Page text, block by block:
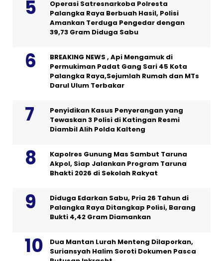
Operasi Satresnarkoba Polresta
Palangka Raya Berbuah Hasil, Polisi
Amankan Terduga Pengedar dengan
39,73 Gram Diduga Sabu
BREAKING NEWS , Api Mengamuk di
Permukiman Padat Gang Sari 45 Kota
Palangka Raya,Sejumlah Rumah dan MTs
Darul Ulum Terbakar
Penyidikan Kasus Penyerangan yang
Tewaskan 3 Polisi di Katingan Resmi
Diambil Alih Polda Kalteng
Kapolres Gunung Mas Sambut Taruna
Akpol, Siap Jalankan Program Taruna
Bhakti 2026 di Sekolah Rakyat
Diduga Edarkan Sabu, Pria 26 Tahun di
Palangka Raya Ditangkap Polisi, Barang
Bukti 4,42 Gram Diamankan
Dua Mantan Lurah Menteng Dilaporkan,
Suriansyah Halim Soroti Dokumen Pasca